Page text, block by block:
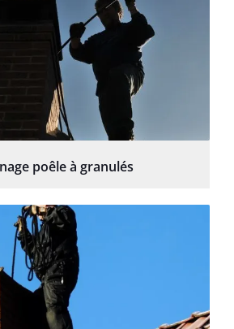
poêle à granulés